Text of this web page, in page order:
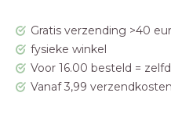
Gratis verzending >40
fysieke winkel
Voor 16.00 besteld =
Vanaf 3,99